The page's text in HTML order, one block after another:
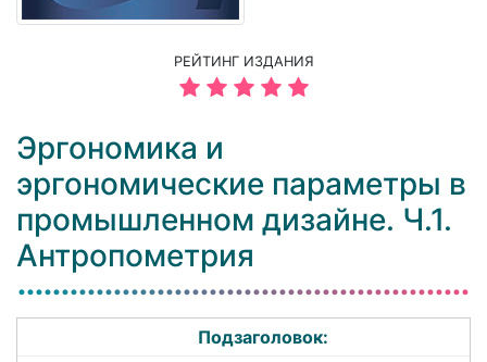
РЕЙТИНГ ИЗДАНИЯ
Эргономика и
эргономические параметры в
промышленном дизайне. Ч.1.
Антропометрия
Подзаголовок: